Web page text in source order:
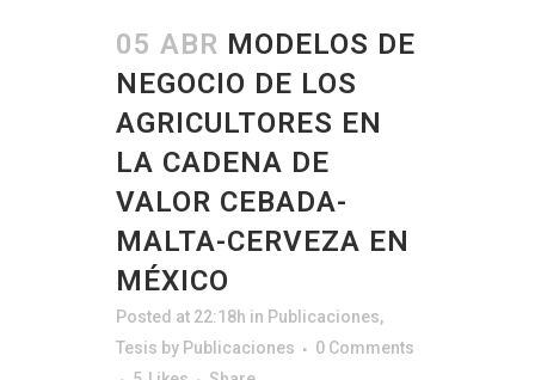
05 ABR MODELOS DE
NEGOCIO DE LOS
AGRICULTORES EN
LA CADENA DE
VALOR CEBADA-
MALTA-CERVEZA EN
MÉXICO
Posted at 22:18h in Publicaciones,
Tesis by Publicaciones
0 Comments